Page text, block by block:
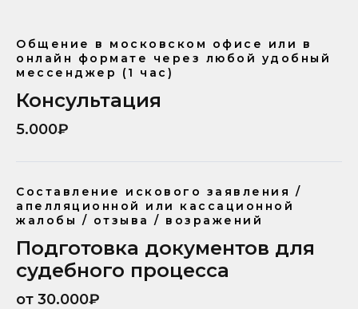
Общение в московском офисе или в
онлайн формате через любой удобный
мессенджер (1 час)
Консультация
5.000₽
Составление искового заявления /
апелляционной или кассационной
жалобы / отзыва / возражений
Подготовка документов для
судебного процесса
от 30.000₽